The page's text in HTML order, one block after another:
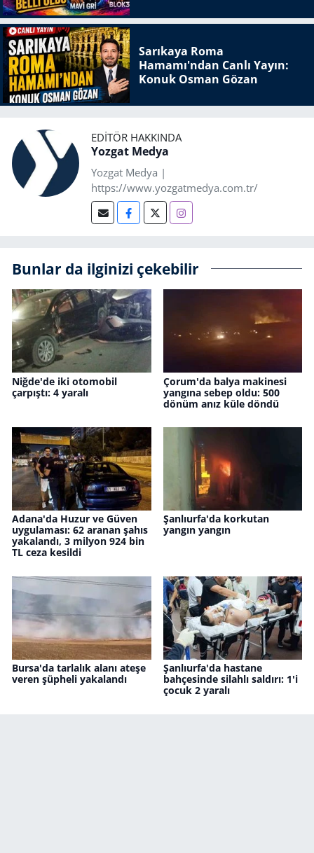
Sarıkaya Roma
Hamamı'ndan Canlı Yayın:
Konuk Osman Gözan
EDITÖR HAKKINDA
Yozgat Medya
Yozgat Medya |
https://www.yozgatmedya.com.tr/
Bunlar da ilginizi çekebilir
Niğde'de iki otomobil
çarpıştı: 4 yaralı
Çorum'da balya makinesi
yangına sebep oldu: 500
dönüm anız küle döndü
Adana'da Huzur ve Güven
uygulaması: 62 aranan şahıs
yakalandı, 3 milyon 924 bin
TL ceza kesildi
Şanlıurfa'da korkutan
yangın yangın
Bursa'da tarlalık alanı ateşe
veren şüpheli yakalandı
Şanlıurfa'da hastane
bahçesinde silahlı saldırı: 1'i
çocuk 2 yaralı